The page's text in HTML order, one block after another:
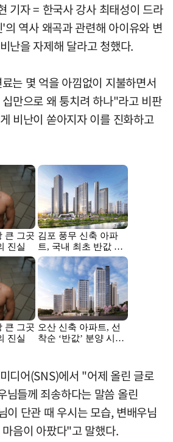
기자 = 한국사 강사 최태성이 드라
역사 왜곡과 관련해 아이유와 변
난을 자제해 달라고 청했다.
는 몇 억을 아낌없이 지불하면서
만으로 왜 퉁치려 하나"라고 비판
비난이 쏟아지자 이를 진화하고
디어(SNS)에서 "어제 올린 글로
님들께 죄송하다는 말씀 올린
이 단관 때 우시는 모습, 변배우님
음이 아팠다"고 말했다.